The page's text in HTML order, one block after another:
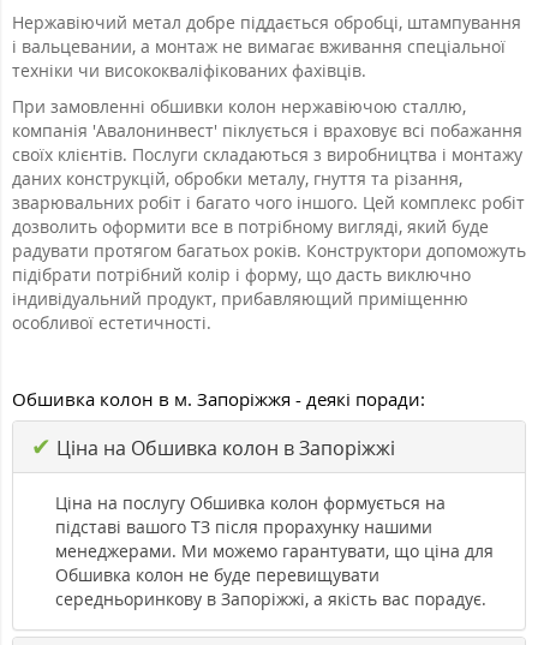
Нержавіючий метал добре піддається обробці, штампування
і вальцевании, а монтаж не вимагає вживання спеціальної
техніки чи висококваліфікованих фахівців.
При замовленні обшивки колон нержавіючою сталлю,
компанія 'Авалонинвест' піклується і враховує всі побажання
своїх клієнтів. Послуги складаються з виробництва і монтажу
даних конструкцій, обробки металу, гнуття та різання,
зварювальних робіт і багато чого іншого. Цей комплекс робіт
дозволить оформити все в потрібному вигляді, який буде
радувати протягом багатьох років. Конструктори допоможуть
підібрати потрібний колір і форму, що дасть виключно
індивідуальний продукт, прибавляющий приміщенню
особливої естетичності.
Обшивка колон в м. Запоріжжя - деякі поради:
✔ Ціна на Обшивка колон в Запоріжжі
Ціна на послугу Обшивка колон формується на
підставі вашого ТЗ після прорахунку нашими
менеджерами. Ми можемо гарантувати, що ціна для
Обшивка колон не буде перевищувати
середньоринкову в Запоріжжі, а якість вас порадує.